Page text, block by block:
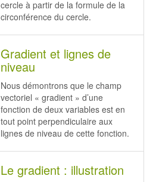
cercle à partir de la formule de la
circonférence du cercle.
Gradient et lignes de
niveau
Nous démontrons que le champ
vectoriel « gradient » d’une
fonction de deux variables est en
tout point perpendiculaire aux
lignes de niveau de cette fonction.
Le gradient : illustration